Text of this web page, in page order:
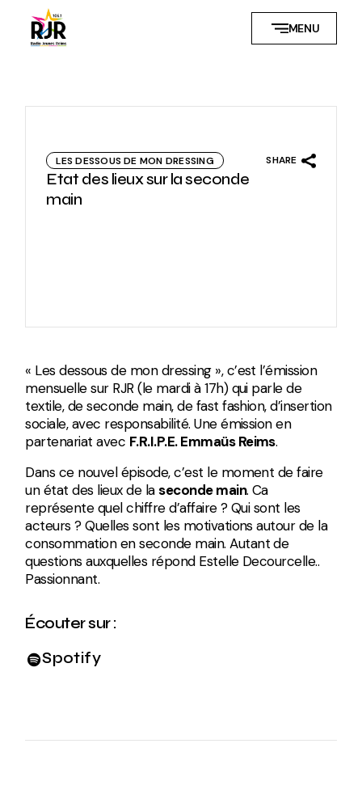
content
MENU
LES DESSOUS DE MON DRESSING
Etat des lieux sur la seconde
main
SHARE
« Les dessous de mon dressing », c’est l’émission
mensuelle sur RJR (le mardi à 17h) qui parle de
textile, de seconde main, de fast fashion, d’insertion
sociale, avec responsabilité. Une émission en
partenariat avec F.R.I.P.E. Emmaüs Reims.
Dans ce nouvel épisode, c’est le moment de faire
un état des lieux de laseconde main. Ca
représente quel chiffre d’affaire ? Qui sont les
acteurs ? Quelles sont les motivations autour de la
consommation en seconde main. Autant de
questions auxquelles répond Estelle Decourcelle..
Passionnant.
Écouter sur :
Spotify